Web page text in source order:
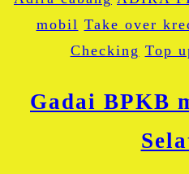
mobil Take over
Checking Top
Gadai BPKB